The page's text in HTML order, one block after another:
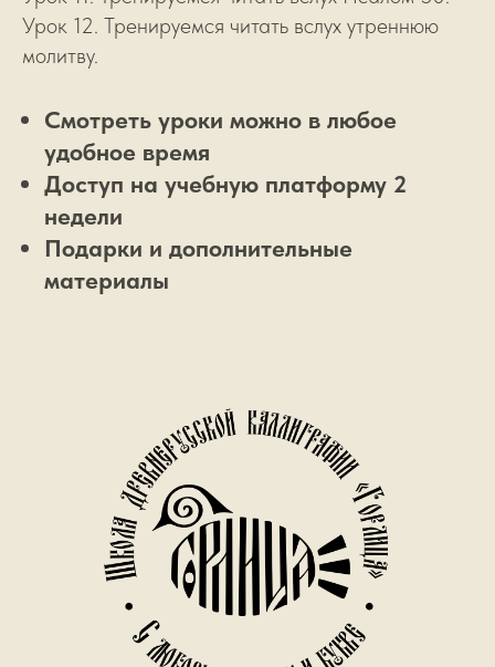
Урок 12. Тренируемся читать вслух утреннюю
молитву.
Смотреть уроки можно в любое
удобное время
Доступ на учебную платформу 2
недели
Подарки и дополнительные
материалы